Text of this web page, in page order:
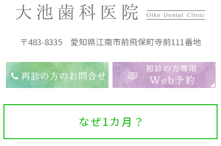
〒483-8335 愛知県江南市前飛保町寺前111番地